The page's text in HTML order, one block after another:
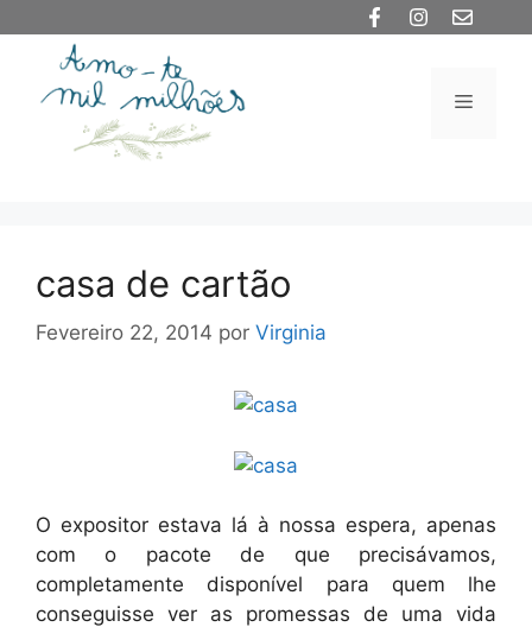
conteúdo
Menu
casa de cartão
Fevereiro 22, 2014 por Virginia
O expositor estava lá à nossa espera, apenas
com o pacote de que precisávamos,
completamente disponível para quem lhe
conseguisse ver as promessas de uma vida